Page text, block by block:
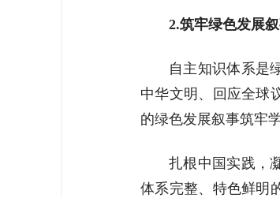
2.筑牢绿色发展
自主知识体系是
中华文明、回应全球
的绿色发展叙事筑牢
扎根中国实践，
体系完整、特色鲜明